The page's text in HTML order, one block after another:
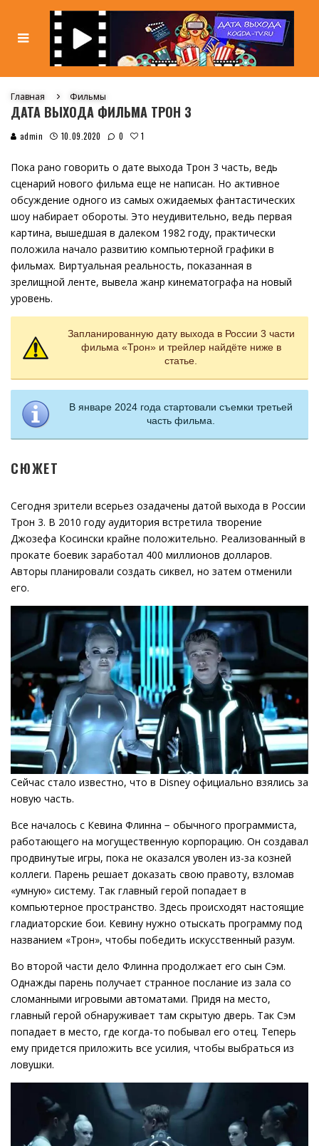
Главная Фильмы
ДАТА ВЫХОДА ФИЛЬМА ТРОН 3
admin 10.09.2020 0 1
Пока рано говорить о дате выхода Трон 3 часть, ведь
сценарий нового фильма еще не написан. Но активное
обсуждение одного из самых ожидаемых фантастических
шоу набирает обороты. Это неудивительно, ведь первая
картина, вышедшая в далеком 1982 году, практически
положила начало развитию компьютерной графики в
фильмах. Виртуальная реальность, показанная в
зрелищной ленте, вывела жанр кинематографа на новый
уровень.
Запланированную дату выхода в России 3 части
фильма «Трон» и трейлер найдёте ниже в
статье.
В январе 2024 года стартовали съемки третьей
часть фильма.
СЮЖЕТ
Сегодня зрители всерьез озадачены датой выхода в России
Трон 3. В 2010 году аудитория встретила творение
Джозефа Косински крайне положительно. Реализованный в
прокате боевик заработал 400 миллионов долларов.
Авторы планировали создать сиквел, но затем отменили
его.
Сейчас стало известно, что в Disney официально взялись за
новую часть.
Все началось с Кевина Флинна − обычного программиста,
работающего на могущественную корпорацию. Он создавал
продвинутые игры, пока не оказался уволен из-за козней
коллеги. Парень решает доказать свою правоту, взломав
«умную» систему. Так главный герой попадает в
компьютерное пространство. Здесь происходят настоящие
гладиаторские бои. Кевину нужно отыскать программу под
названием «Трон», чтобы победить искусственный разум.
Во второй части дело Флинна продолжает его сын Сэм.
Однажды парень получает странное послание из зала со
сломанными игровыми автоматами. Придя на место,
главный герой обнаруживает там скрытую дверь. Так Сэм
попадает в место, где когда-то побывал его отец. Теперь
ему придется приложить все усилия, чтобы выбраться из
ловушки.